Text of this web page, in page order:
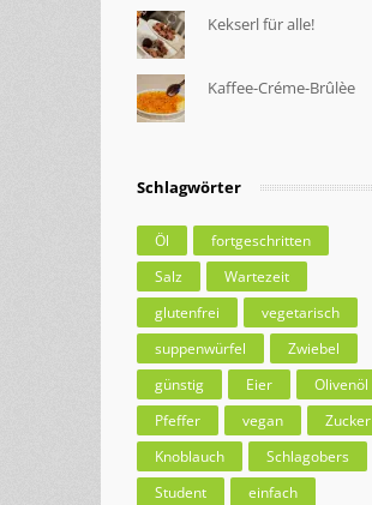
Kekserl für alle!
Kaffee-Créme-Brûlèe
Schlagwörter
Öl
fortgeschritten
Salz
Wartezeit
glutenfrei
vegetarisch
suppenwürfel
Zwiebel
günstig
Eier
Olivenöl
Pfeffer
vegan
Zucker
Knoblauch
Schlagobers
Student
einfach